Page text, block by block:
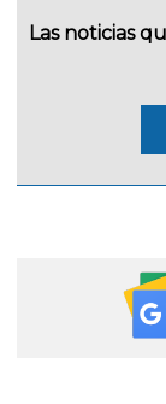
Las noticias